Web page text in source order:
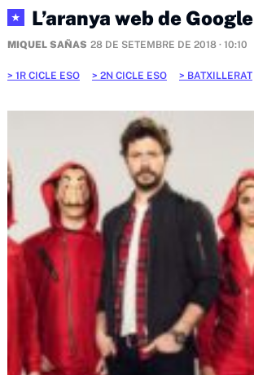
★ L’aranya web de Google
MIQUEL SAÑAS 28 DE SETEMBRE DE 2018 · 10:10
1R CICLE ESO 2N CICLE ESO BATXILLERAT